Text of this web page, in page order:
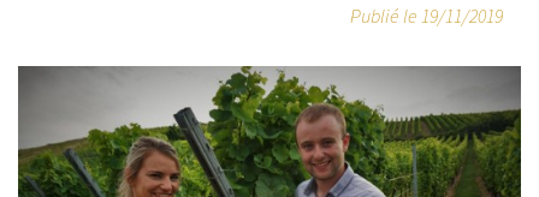
Publié le 19/11/2019